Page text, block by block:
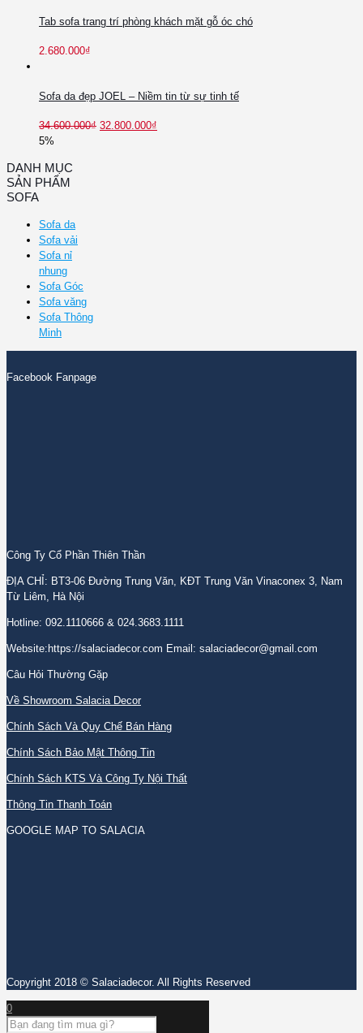
Tab sofa trang trí phòng khách mặt gỗ óc chó
2.680.000₫
Sofa da đẹp JOEL – Niềm tin từ sự tinh tế
34.600.000₫ 32.800.000₫
5%
DANH MỤC
SẢN PHẨM
SOFA
Sofa da
Sofa vải
Sofa nỉ
nhung
Sofa Góc
Sofa văng
Sofa Thông
Minh
Facebook Fanpage
Công Ty Cổ Phần Thiên Thần
ĐỊA CHỈ: BT3-06 Đường Trung Văn, KĐT Trung Văn Vinaconex 3, Nam
Từ Liêm, Hà Nội
Hotline: 092.1110666 & 024.3683.1111
Website:https://salaciadecor.com Email: salaciadecor@gmail.com
Câu Hỏi Thường Gặp
Về Showroom Salacia Decor
Chính Sách Và Quy Chế Bán Hàng
Chính Sách Bảo Mật Thông Tin
Chính Sách KTS Và Công Ty Nội Thất
Thông Tin Thanh Toán
GOOGLE MAP TO SALACIA
Copyright 2018 © Salaciadecor. All Rights Reserved
0